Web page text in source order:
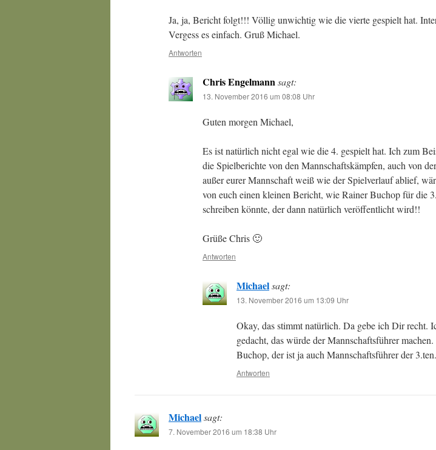
Ja, ja, Bericht folgt!!! Völlig unwichtig wie die vierte gespielt hat.
Vergess es einfach. Gruß Michael.
Antworten
Chris Engelmannsagt:
13. November 2016 um 08:08 Uhr
Guten morgen Michael,
Es ist natürlich nicht egal wie die 4. gespielt hat. Ich zum
die Spielberichte von den Mannschaftskämpfen, auch von
außer eurer Mannschaft weiß wie der Spielverlauf ablief,
von euch einen kleinen Bericht, wie Rainer Buchop für die
schreiben könnte, der dann natürlich veröffentlicht wird!!
Grüße Chris 🙂
Antworten
Michaelsagt:
13. November 2016 um 13:09 Uhr
Okay, das stimmt natürlich. Da gebe ich Dir recht.
gedacht, das würde der Mannschaftsführer
Buchop, der ist ja auch Mannschaftsführer der
Antworten
Michaelsagt:
7. November 2016 um 18:38 Uhr